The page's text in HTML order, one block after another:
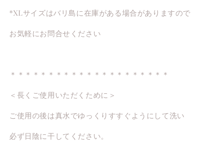
*XLサイズはバリ島に在庫がある場合がありますので
お気軽にお問合せください
＊＊＊＊＊＊＊＊＊＊＊＊＊＊＊＊＊＊＊＊＊
＜長くご使用いただくために＞
ご使用の後は真水でゆっくりすすぐようにして洗い
必ず日陰に干してください。